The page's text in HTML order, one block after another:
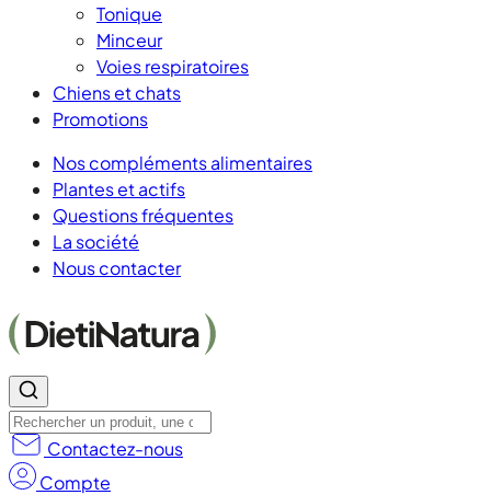
Tonique
Minceur
Voies respiratoires
Chiens et chats
Promotions
Nos compléments alimentaires
Plantes et actifs
Questions fréquentes
La société
Nous contacter
Contactez-nous
Compte